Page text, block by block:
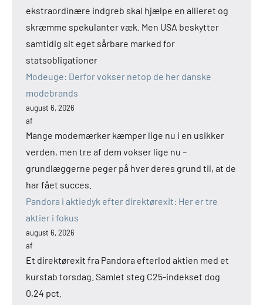
ekstraordinære indgreb skal hjælpe en allieret og
skræmme spekulanter væk. Men USA beskytter
samtidig sit eget sårbare marked for
statsobligationer
Modeuge: Derfor vokser netop de her danske
modebrands
august 6, 2026
af
Mange modemærker kæmper lige nu i en usikker
verden, men tre af dem vokser lige nu –
grundlæggerne peger på hver deres grund til, at de
har fået succes.
Pandora i aktiedyk efter direktørexit: Her er tre
aktier i fokus
august 6, 2026
af
Et direktørexit fra Pandora efterlod aktien med et
kurstab torsdag. Samlet steg C25-indekset dog
0,24 pct.